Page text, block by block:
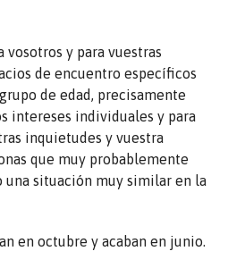
vosotros y para vuestras
de encuentro específicos
de edad, precisamente
intereses individuales y para
inquietudes y vuestra
que muy probablemente
una situación muy similar en la
en octubre y acaban en junio.